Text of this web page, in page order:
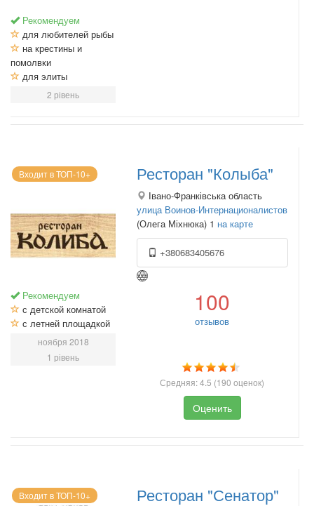
Рекомендуем
для любителей рыбы
на крестины и
помолвки
для элиты
2 рівень
Входит в ТОП-10+
Рекомендуем
с детской комнатой
с летней площадкой
ноября 2018
1 рівень
Ресторан "Колыба"
Івано-Франківська область
улица Воинов-Интернационалистов
(Олега Міхнюка) 1 на карте
+380683405676
100
отзывов
Средняя:4.5 (190 оценок)
Оценить
Входит в ТОП-10+ Ресторан "Сенатор"